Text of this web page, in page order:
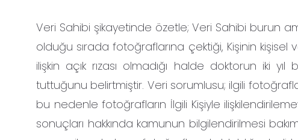
Veri Sahibi şikayetinde özetle; Veri Sahibi burun
olduğu sırada fotoğraflarına çektiği, Kişinin kişisel
ilişkin açık rızası olmadığı halde doktorun iki
tuttuğunu belirtmiştir. Veri sorumlusu; ilgili
bu nedenle fotoğrafların İlgili Kişiyle
sonuçları hakkında kamunun bilgilendirilmesi